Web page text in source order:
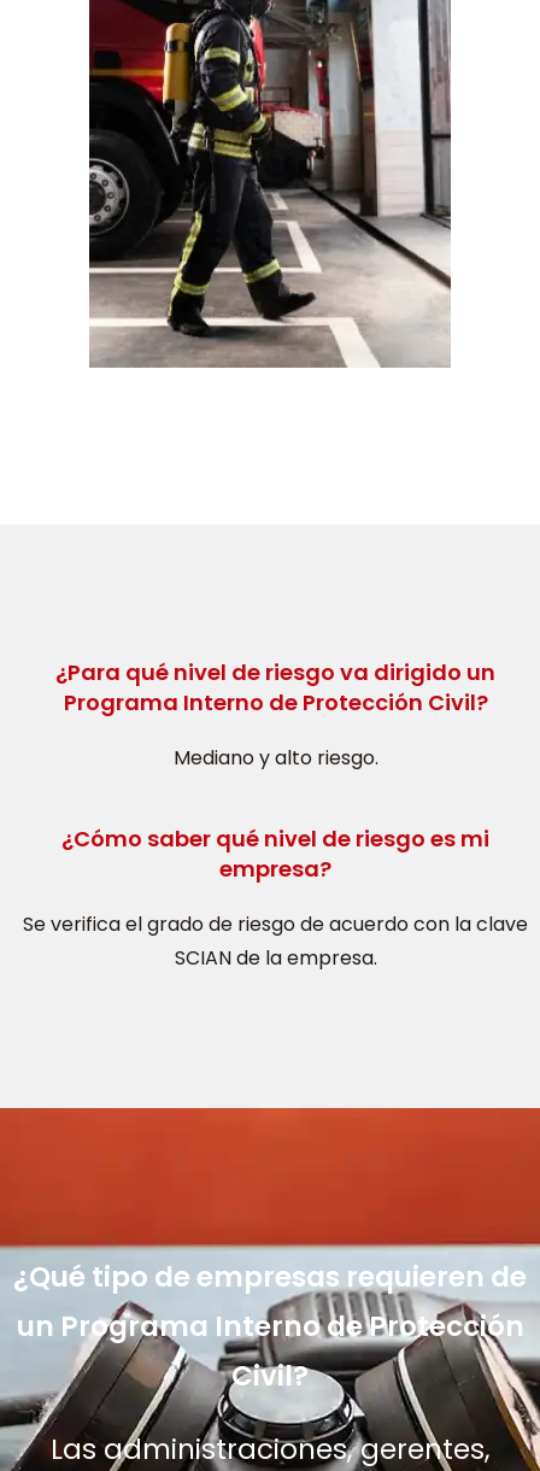
¿Para qué nivel de riesgo va dirigido un
Programa Interno de Protección Civil?
Mediano y alto riesgo.
¿Cómo saber qué nivel de riesgo es mi
empresa?
Se verifica el grado de riesgo de acuerdo con la clave
SCIAN de la empresa.
¿Qué tipo de empresas requieren de
un Programa Interno de Protección
Civil?
Las administraciones, gerentes,